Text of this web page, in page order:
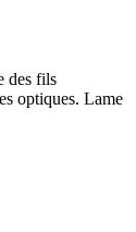
des fils
optiques. Lame